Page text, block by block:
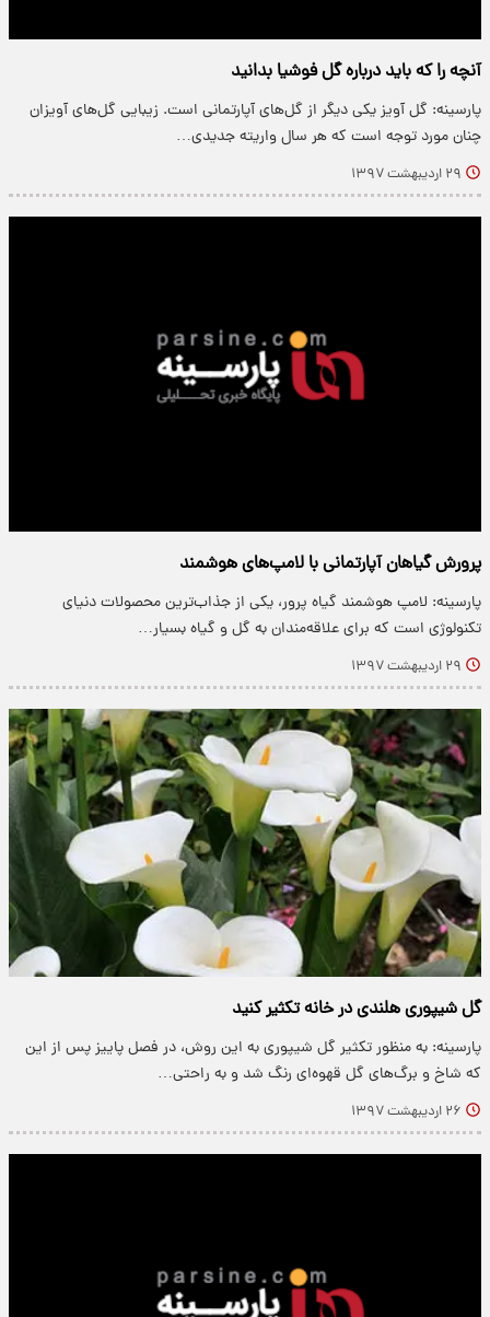
آنچه را که باید درباره گل فوشیا بدانید
پارسینه: گل آویز یکی دیگر از گل‌های آپارتمانی است. زیبایی گل‌های آویزان
چنان مورد توجه است که هر سال واریته جدیدی…
۲۹ اردیبهشت ۱۳۹۷
پرورش گیاهان آپارتمانی با لامپ‌های هوشمند
پارسینه: لامپ هوشمند گیاه پرور، یکی از جذاب‌ترین محصولات دنیای
تکنولوژی است که برای علاقه‌مندان به گل و گیاه بسیار…
۲۹ اردیبهشت ۱۳۹۷
گل شیپوری هلندی در خانه تکثیر کنید
پارسینه: به منظور تکثیر گل شیپوری به این روش، در فصل پاییز پس از این
که شاخ و برگ‌های گل قهوه‌ای رنگ شد و به راحتی…
۲۶ اردیبهشت ۱۳۹۷